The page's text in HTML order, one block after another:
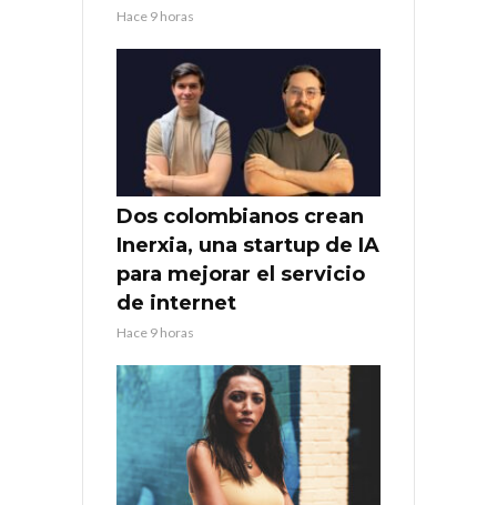
Hace 9 horas
Dos colombianos crean
Inerxia, una startup de IA
para mejorar el servicio
de internet
Hace 9 horas